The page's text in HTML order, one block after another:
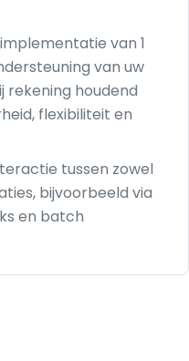
van 1
van uw
rekening houdend
flexibiliteit en
tussen zowel
bijvoorbeeld via
en batch